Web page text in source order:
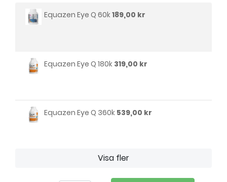
Equazen Eye Q 60k189,00 kr
Equazen Eye Q 180k 319,00 kr
Equazen Eye Q 360k 539,00 kr
Visa fler